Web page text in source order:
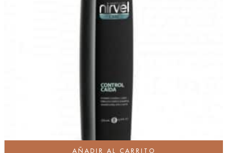
AÑADIR AL CARRITO